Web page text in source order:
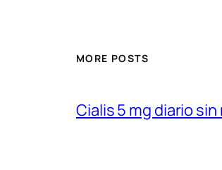
MORE POSTS
Cialis 5 mg diario